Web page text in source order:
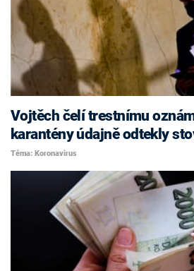
Vojtěch čelí trestnímu
karantény údajně odtekly
Téma: Koronavirus